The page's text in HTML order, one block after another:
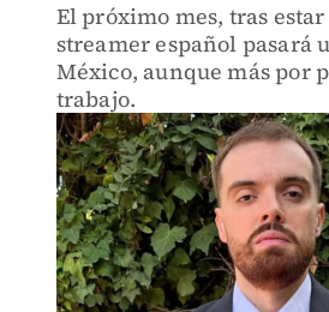
El próximo mes, tras
streamer español pasará
México, aunque más por
trabajo.